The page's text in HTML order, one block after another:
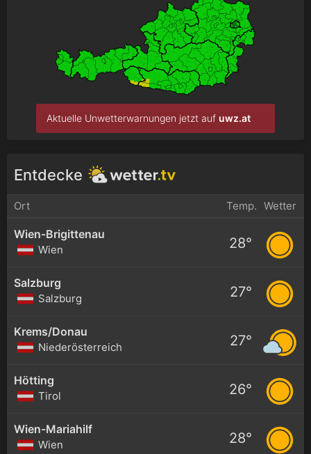
Aktuelle Unwetterwarnungen jetzt auf uwz.at
Entdecke
Ort Temp. Wetter
Wien-Brigittenau
Wien 28°
Salzburg
Salzburg 27°
Krems/Donau
Niederösterreich 27°
Hötting
Tirol 26°
Wien-Mariahilf
Wien 28°